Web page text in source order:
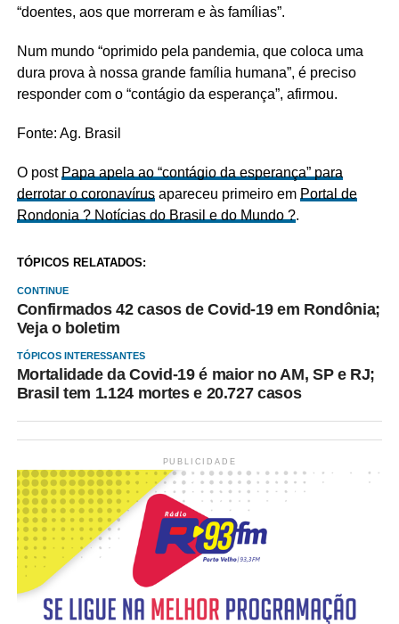
“doentes, aos que morreram e às famílias”.
Num mundo “oprimido pela pandemia, que coloca uma
dura prova à nossa grande família humana”, é preciso
responder com o “contágio da esperança”, afirmou.
Fonte: Ag. Brasil
O post Papa apela ao “contágio da esperança” para
derrotar o coronavírusapareceu primeiro em Portal de
Rondonia ? Notícias do Brasil e do Mundo ?.
TÓPICOS RELATADOS:
CONTINUE
Confirmados 42 casos de Covid-19 em Rondônia;
Veja o boletim
TÓPICOS INTERESSANTES
Mortalidade da Covid-19 é maior no AM, SP e RJ;
Brasil tem 1.124 mortes e 20.727 casos
PUBLICIDADE